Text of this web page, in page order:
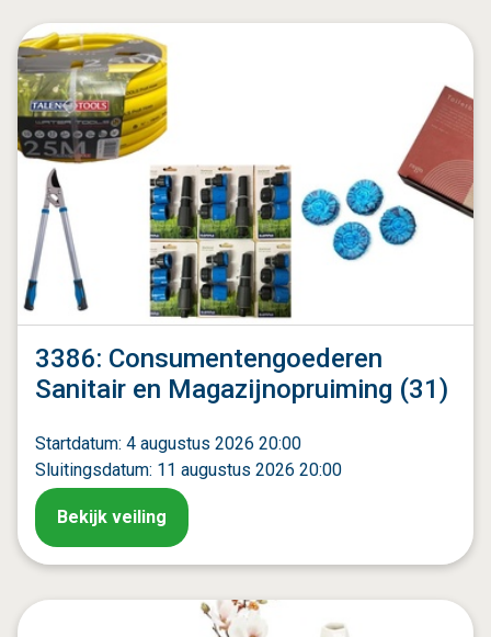
3386: Consumentengoederen
Sanitair en Magazijnopruiming (31)
Startdatum: 4 augustus 2026 20:00
Sluitingsdatum: 11 augustus 2026 20:00
Bekijk veiling